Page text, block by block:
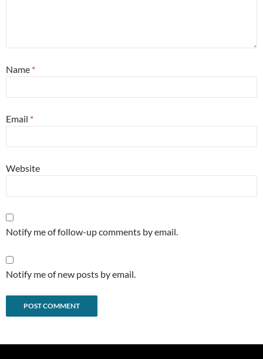
Name *
Email *
Website
Notify me of follow-up comments by email.
Notify me of new posts by email.